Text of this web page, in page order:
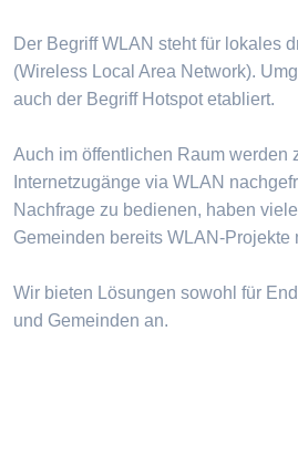
Der Begriff WLAN steht für lokales
(Wireless Local Area Network).
auch der Begriff Hotspot etabliert.
Auch im öffentlichen Raum werden
Internetzugänge via WLAN
Nachfrage zu bedienen, haben
Gemeinden bereits WLAN-Projekte
Wir bieten Lösungen sowohl für
und Gemeinden an.